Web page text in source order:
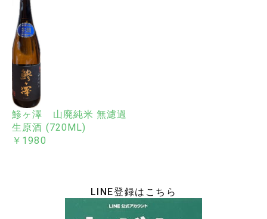
鯵ヶ澤 山廃純米 無濾過
生原酒 (720ML)
￥1980
LINE登録はこちら